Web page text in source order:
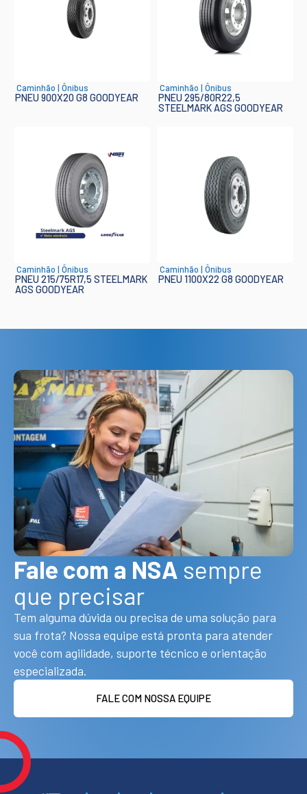
Caminhão | Ônibus
PNEU 900X20 G8 GOODYEAR
Caminhão | Ônibus
PNEU 295/80R22,5
STEELMARK AGS GOODYEAR
Caminhão | Ônibus
PNEU 215/75R17,5 STEELMARK
AGS GOODYEAR
Caminhão | Ônibus
PNEU 1100X22 G8 GOODYEAR
Fale com a NSA sempre
que precisar
Tem alguma dúvida ou precisa de uma solução para
sua frota? Nossa equipe está pronta para atender
você com agilidade, suporte técnico e orientação
especializada.
FALE COM NOSSA EQUIPE